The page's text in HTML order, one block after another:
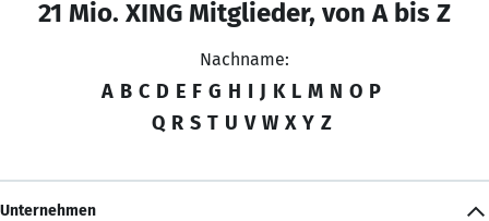
21 Mio. XING Mitglieder, von A bis Z
Nachname:
A B C D E F G H I J K L M N O P
Q R S T U V W X Y Z
Unternehmen